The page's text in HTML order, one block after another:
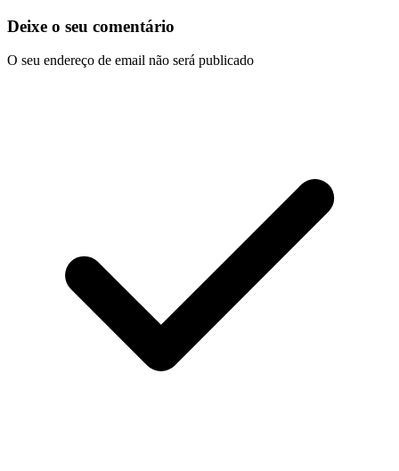
Deixe o seu comentário
O seu endereço de email não será publicado